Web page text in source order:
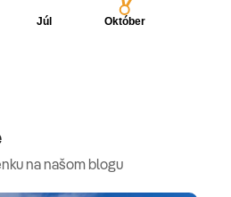
na našom blogu